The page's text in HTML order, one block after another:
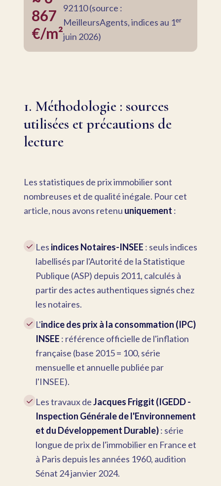
867
€/m²
92110 (source :
MeilleursAgents, indices au 1ᵉʳ
juin 2026)
1. Méthodologie : sources
utilisées et précautions de
lecture
Les statistiques de prix immobilier sont
nombreuses et de qualité inégale. Pour cet
article, nous avons retenu uniquement :
✓ Les indices Notaires-INSEE : seuls indices
labellisés par l'Autorité de la Statistique
Publique (ASP) depuis 2011, calculés à
partir des actes authentiques signés chez
les notaires.
✓ L'indice des prix à la consommation (IPC)
INSEE : référence officielle de l'inflation
française (base 2015 = 100, série
mensuelle et annuelle publiée par
l'INSEE).
✓ Les travaux deJacques Friggit (IGEDD -
Inspection Générale de l'Environnement
et du Développement Durable): série
longue de prix de l'immobilier en France et
à Paris depuis les années 1960, audition
Sénat 24 janvier 2024.